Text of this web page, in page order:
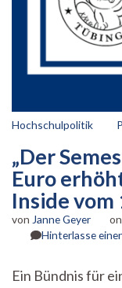
Hochschulpolitik
„Der
Euro
Inside
von Janne Geyer on
Hinterlasse
Ein Bündnis für